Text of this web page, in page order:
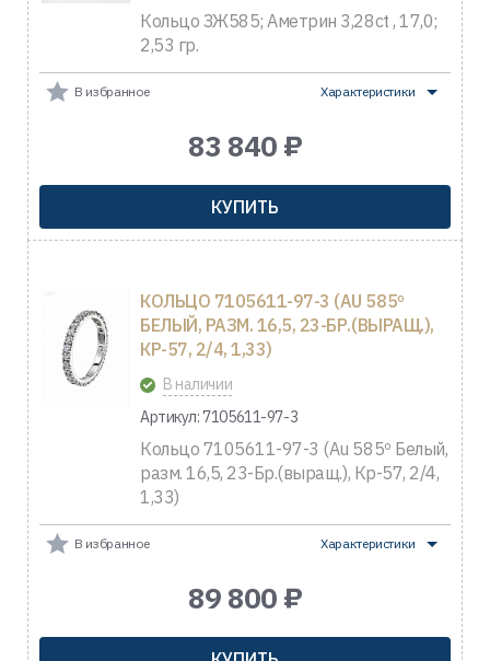
Кольцо ЗЖ585; Аметрин 3,28ct , 17,0;
2,53 гр.
В избранное Характеристики
83 840 ₽
КУПИТЬ
КОЛЬЦО 7105611-97-3 (AU 585º
БЕЛЫЙ, РАЗМ. 16,5, 23-БР.(ВЫРАЩ.),
КР-57, 2/4, 1,33)
В наличии
Артикул: 7105611-97-3
Кольцо 7105611-97-3 (Au 585º Белый,
разм. 16,5, 23-Бр.(выращ.), Кр-57, 2/4,
1,33)
В избранное Характеристики
89 800 ₽